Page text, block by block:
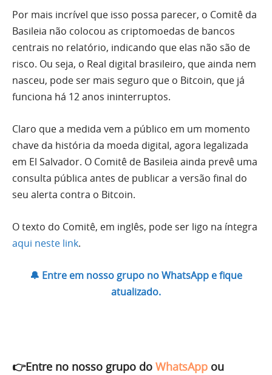
Por mais incrível que isso possa parecer, o Comitê da
Basileia não colocou as criptomoedas de bancos
centrais no relatório, indicando que elas não são de
risco. Ou seja, o Real digital brasileiro, que ainda nem
nasceu, pode ser mais seguro que o Bitcoin, que já
funciona há 12 anos ininterruptos.
Claro que a medida vem a público em um momento
chave da história da moeda digital, agora legalizada
em El Salvador. O Comitê de Basileia ainda prevê uma
consulta pública antes de publicar a versão final do
seu alerta contra o Bitcoin.
O texto do Comitê, em inglês, pode ser ligo na íntegra
aqui neste link.
🔔 Entre em nosso grupo no WhatsApp e fique
atualizado.
👉Entre no nosso grupo do WhatsApp ou